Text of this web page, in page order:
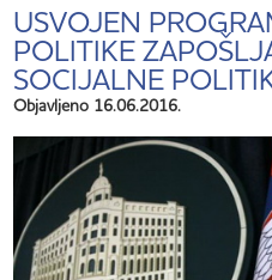
USVOJEN
POLITIKE
SOCIJALNE
Objavljeno 16.06.2016.